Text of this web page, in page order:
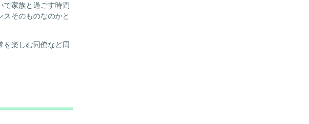
家族と過ごす時間
そのものなのかと
を楽しむ同僚など周